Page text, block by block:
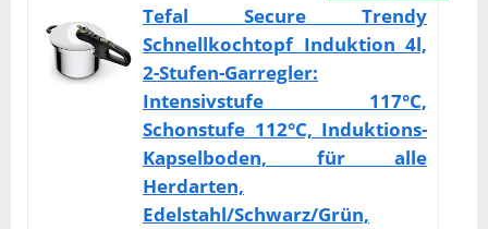
Tefal Secure Trendy
Schnellkochtopf Induktion 4l,
2-Stufen-Garregler:
Intensivstufe 117°C,
Schonstufe 112°C, Induktions-
Kapselboden, für alle
Herdarten,
Edelstahl/Schwarz/Grün,